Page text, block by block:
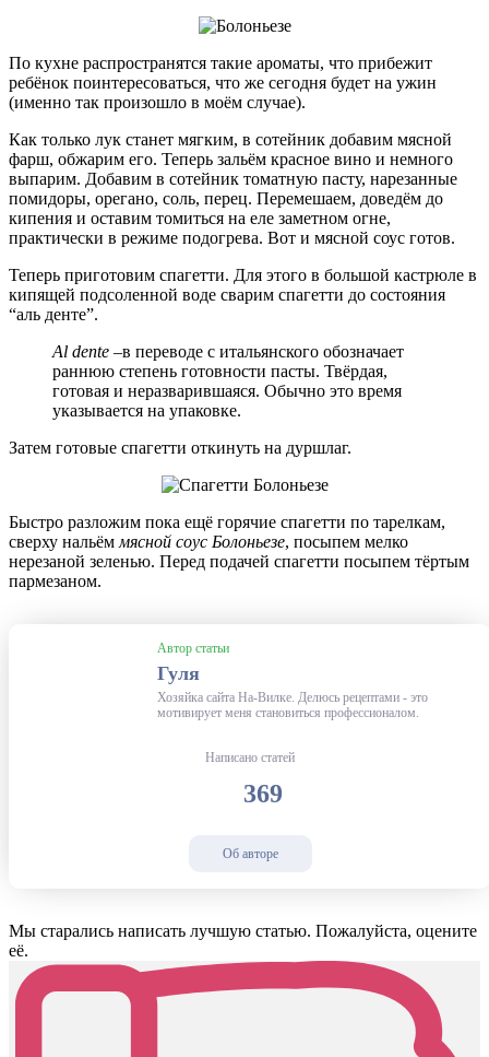
По кухне распространятся такие ароматы, что прибежит
ребёнок поинтересоваться, что же сегодня будет на ужин
(именно так произошло в моём случае).
Как только лук станет мягким, в сотейник добавим мясной
фарш, обжарим его. Теперь зальём красное вино и немного
выпарим. Добавим в сотейник томатную пасту, нарезанные
помидоры, орегано, соль, перец. Перемешаем, доведём до
кипения и оставим томиться на еле заметном огне,
практически в режиме подогрева. Вот и мясной соус готов.
Теперь приготовим спагетти. Для этого в большой кастрюле в
кипящей подсоленной воде сварим спагетти до состояния
“аль денте”.
Al dente –в переводе с итальянского обозначает
раннюю степень готовности пасты. Твёрдая,
готовая и неразварившаяся. Обычно это время
указывается на упаковке.
Затем готовые спагетти откинуть на дуршлаг.
Быстро разложим пока ещё горячие спагетти по тарелкам,
сверху нальём мясной соус Болоньезе, посыпем мелко
нерезаной зеленью. Перед подачей спагетти посыпем тёртым
пармезаном.
Автор статьи
Гуля
Хозяйка сайта На-Вилке. Делюсь рецептами - это
мотивирует меня становиться профессионалом.
Написано статей
369
Об авторе
Мы старались написать лучшую статью. Пожалуйста, оцените
её.